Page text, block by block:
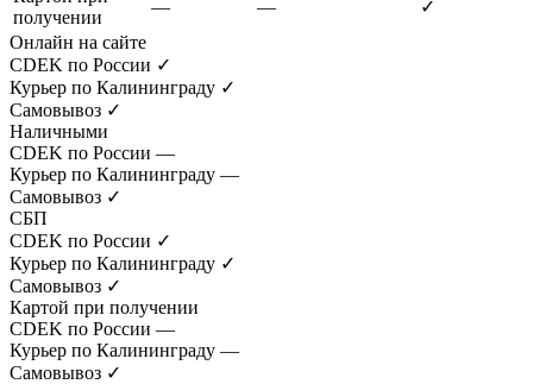
получении
— —
✓
Онлайн на сайте
CDEK по России ✓
Курьер по Калининграду ✓
Самовывоз ✓
Наличными
CDEK по России —
Курьер по Калининграду —
Самовывоз ✓
СБП
CDEK по России ✓
Курьер по Калининграду ✓
Самовывоз ✓
Картой при получении
CDEK по России —
Курьер по Калининграду —
Самовывоз ✓